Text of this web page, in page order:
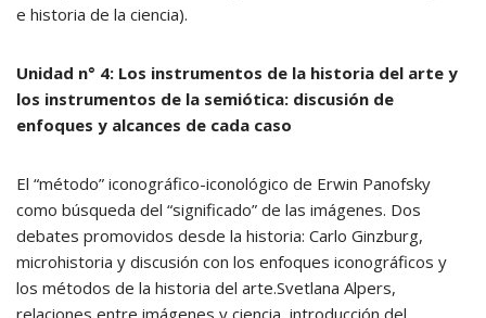
e historia de la ciencia).
Unidad n° 4: Los instrumentos de la historia del arte y
los instrumentos de la semiótica: discusión de
enfoques y alcances de cada caso
El “método” iconográfico-iconológico de Erwin Panofsky
como búsqueda del “significado” de las imágenes. Dos
debates promovidos desde la historia: Carlo Ginzburg,
microhistoria y discusión con los enfoques iconográficos y
los métodos de la historia del arte.Svetlana Alpers,
relaciones entre imágenes y ciencia, introducción del